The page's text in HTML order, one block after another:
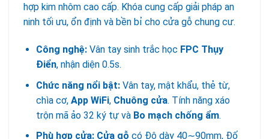
hợp kim nhôm cao cấp. Khóa cung cấp giải pháp an
ninh tối ưu, ổn định và bền bỉ cho cửa gỗ chung cư.
Công nghệ:Vân tay sinh trắc học FPC Thụy
Điển, nhận diện 0.5s.
Chức năng nổi bật:Vân tay, mật khẩu, thẻ từ,
chìa cơ, App WiFi, Chuông cửa. Tính năng xáo
trộn mã ảo 32 ký tự và Bo mạch chống ẩm.
Phù hợp cửa: Cửa gỗ có Độ dày 40∼90mm, Đố